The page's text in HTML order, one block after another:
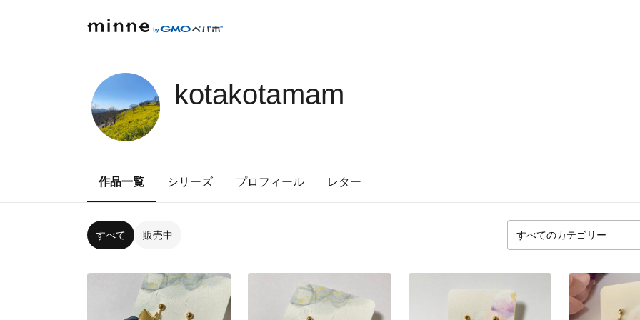
kotakotamam
作品一覧 シリーズ プロフィール レター
すべて 販売中